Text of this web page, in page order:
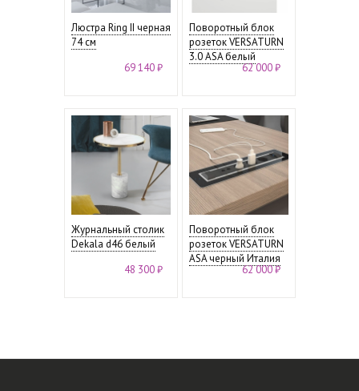
Люстра Ring II черная
74 см
69 140 ₽
Поворотный блок
розеток VERSATURN
3.0 ASA белый
62 000 ₽
Журнальный столик
Dekala d46 белый
48 300 ₽
Поворотный блок
розеток VERSATURN
ASA черный Италия
62 000 ₽